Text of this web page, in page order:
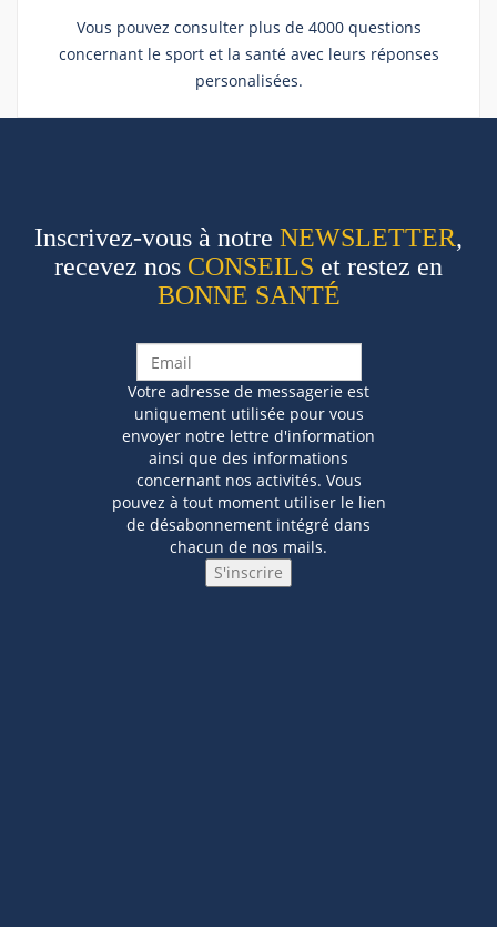
Vous pouvez consulter plus de 4000 questions
concernant le sport et la santé avec leurs réponses
personalisées.
Inscrivez-vous à notre NEWSLETTER,
recevez nos CONSEILS et restez en
BONNE SANTÉ
Votre adresse de messagerie est
uniquement utilisée pour vous
envoyer notre lettre d'information
ainsi que des informations
concernant nos activités. Vous
pouvez à tout moment utiliser le lien
de désabonnement intégré dans
chacun de nos mails.